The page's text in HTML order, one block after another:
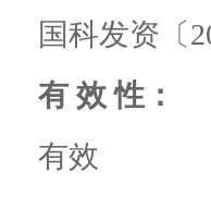
国科发资〔
有 效 性：
有效